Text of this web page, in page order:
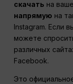
скачать на
напрямую на
Instagram. Если
можете
различных
Facebook.
Это